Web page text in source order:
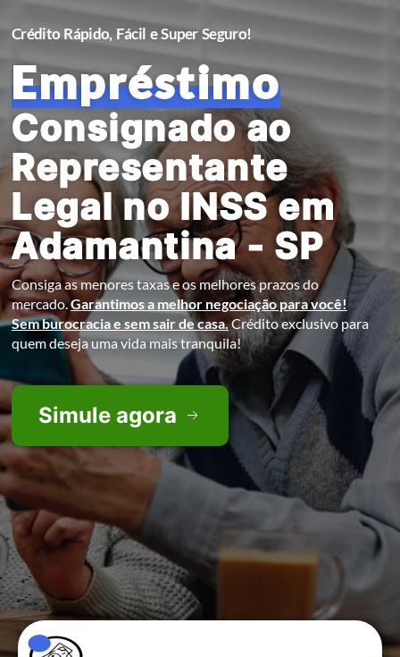
Crédito Rápido, Fácil e Super Seguro!
Empréstimo
Consignado ao
Representante
Legal no INSS em
Adamantina - SP
Consiga as menores taxas e os melhores prazos do
mercado.Garantimos a melhor negociação para você!
Sem burocracia e sem sair de casa.Crédito exclusivo para
quem deseja uma vida mais tranquila!
Simule agora